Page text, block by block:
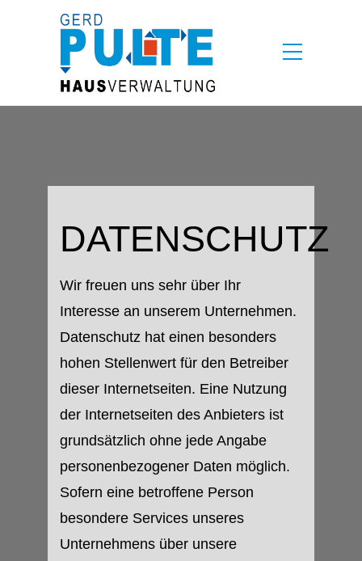
DATENSCHUTZ
Wir freuen uns sehr über Ihr
Interesse an unserem Unternehmen.
Datenschutz hat einen besonders
hohen Stellenwert für den Betreiber
dieser Internetseiten. Eine Nutzung
der Internetseiten des Anbieters ist
grundsätzlich ohne jede Angabe
personenbezogener Daten möglich.
Sofern eine betroffene Person
besondere Services unseres
Unternehmens über unsere